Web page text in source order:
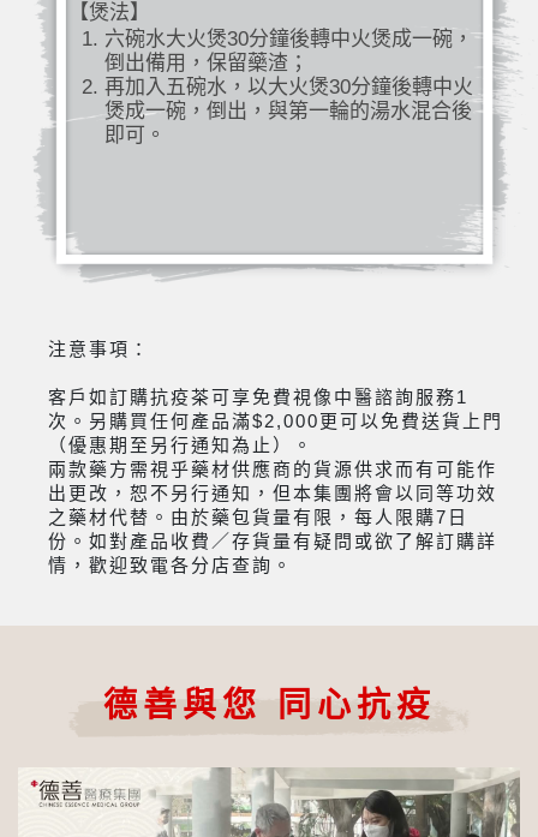
【煲法】
六碗水大火煲30分鐘後轉中火煲成一碗，
倒出備用，保留藥渣；
再加入五碗水，以大火煲30分鐘後轉中火
煲成一碗，倒出，與第一輪的湯水混合後
即可。
注意事項：
客戶如訂購抗疫茶可享免費視像中醫諮詢服務1
次。另購買任何產品滿$2,000更可以免費送貨上門
（優惠期至另行通知為止）。
兩款藥方需視乎藥材供應商的貨源供求而有可能作
出更改，恕不另行通知，但本集團將會以同等功效
之藥材代替。由於藥包貨量有限，每人限購7日
份。如對產品收費／存貨量有疑問或欲了解訂購詳
情，歡迎致電各分店查詢。
德善與您 同心抗疫